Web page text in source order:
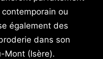
contemporain ou
également des
dans son
Mont (Isère).